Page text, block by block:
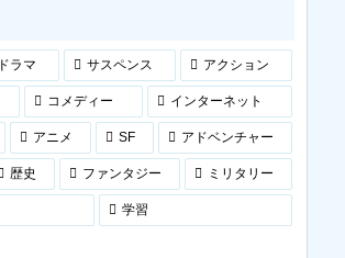
ドラマ サスペンス アクション
コメディー インターネット
アニメ SF アドベンチャー
歴史 ファンタジー ミリタリー
学習